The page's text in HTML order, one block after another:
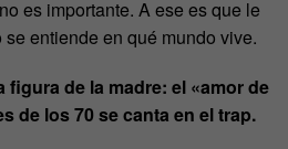
es importante. A ese es que le
entiende en qué mundo vive.
figura de la madre: el «amor de
de los 70 se canta en el trap.